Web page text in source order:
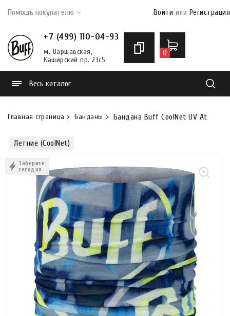
Помощь покупателю Войти или Регистрация
+7 (499) 110-04-93
м. Варшавская,
Каширский пр. 23с5
0
Весь каталог
Главная страница Банданы Бандана Buff CoolNet UV Atis Blue
Летние (CoolNet)
Заберите
сегодня